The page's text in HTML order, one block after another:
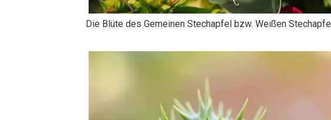
Die Blüte des Gemeinen Stechapfel bzw. Weißen Stechapfel